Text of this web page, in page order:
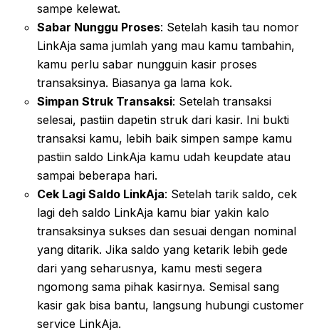
sampe kelewat.
Sabar Nunggu Proses: Setelah kasih tau nomor
LinkAja sama jumlah yang mau kamu tambahin,
kamu perlu sabar nungguin kasir proses
transaksinya. Biasanya ga lama kok.
Simpan Struk Transaksi: Setelah transaksi
selesai, pastiin dapetin struk dari kasir. Ini bukti
transaksi kamu, lebih baik simpen sampe kamu
pastiin saldo LinkAja kamu udah keupdate atau
sampai beberapa hari.
Cek Lagi Saldo LinkAja: Setelah tarik saldo, cek
lagi deh saldo LinkAja kamu biar yakin kalo
transaksinya sukses dan sesuai dengan nominal
yang ditarik. Jika saldo yang ketarik lebih gede
dari yang seharusnya, kamu mesti segera
ngomong sama pihak kasirnya. Semisal sang
kasir gak bisa bantu, langsung hubungi customer
service LinkAja.